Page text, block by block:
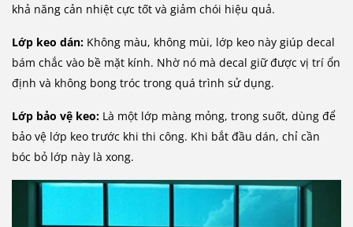
khả năng cản nhiệt cực tốt và giảm chói hiệu quả.
Lớp keo dán: Không màu, không mùi, lớp keo này giúp decal
bám chắc vào bề mặt kính. Nhờ nó mà decal giữ được vị trí ổn
định và không bong tróc trong quá trình sử dụng.
Lớp bảo vệ keo: Là một lớp màng mỏng, trong suốt, dùng để
bảo vệ lớp keo trước khi thi công. Khi bắt đầu dán, chỉ cần
bóc bỏ lớp này là xong.